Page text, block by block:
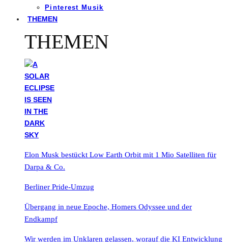
Pinterest Musik
THEMEN
THEMEN
Elon Musk bestückt Low Earth Orbit mit 1 Mio Satelliten für
Darpa & Co.
Berliner Pride-Umzug
Übergang in neue Epoche, Homers Odyssee und der
Endkampf
Wir werden im Unklaren gelassen, worauf die KI Entwicklung